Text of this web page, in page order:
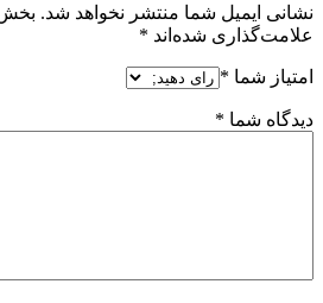
نشانی ایمیل شما منتشر نخواهد شد.
علامت‌گذاری شده‌اند *
امتیاز شما *
دیدگاه شما *